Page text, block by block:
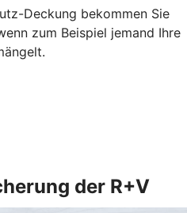
Deckung bekommen Sie
zum Beispiel jemand Ihre
der R+V